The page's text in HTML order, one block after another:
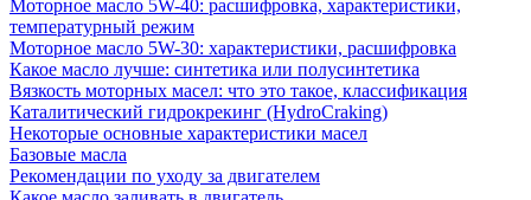
Моторное масло 5W-40: расшифровка, характеристики,
температурный режим
Моторное масло 5W-30: характеристики, расшифровка
Какое масло лучше: синтетика или полусинтетика
Вязкость моторных масел: что это такое, классификация
Каталитический гидрокрекинг (НydroСraking)
Некоторые основные характеристики масел
Базовые масла
Рекомендации по уходу за двигателем